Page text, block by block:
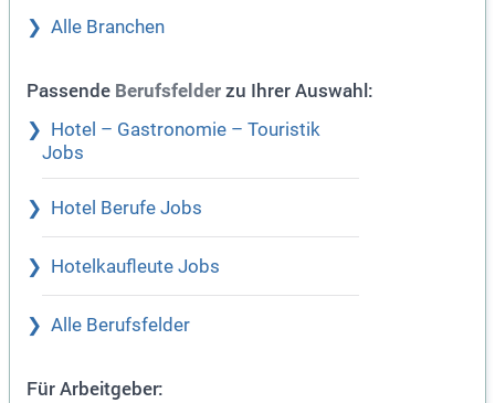
Alle Branchen
Passende Berufsfelder zu Ihrer Auswahl:
Hotel – Gastronomie – Touristik
Jobs
Hotel Berufe Jobs
Hotelkaufleute Jobs
Alle Berufsfelder
Für Arbeitgeber: